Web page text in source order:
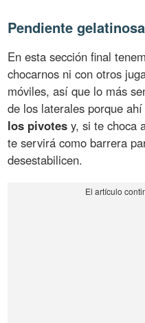
Pendiente gelatinosa
En esta sección final
chocarnos ni con otros
móviles, así que lo más
de los laterales porque ahí
los pivotes y, si te choca
te servirá como barrera
desestabilicen.